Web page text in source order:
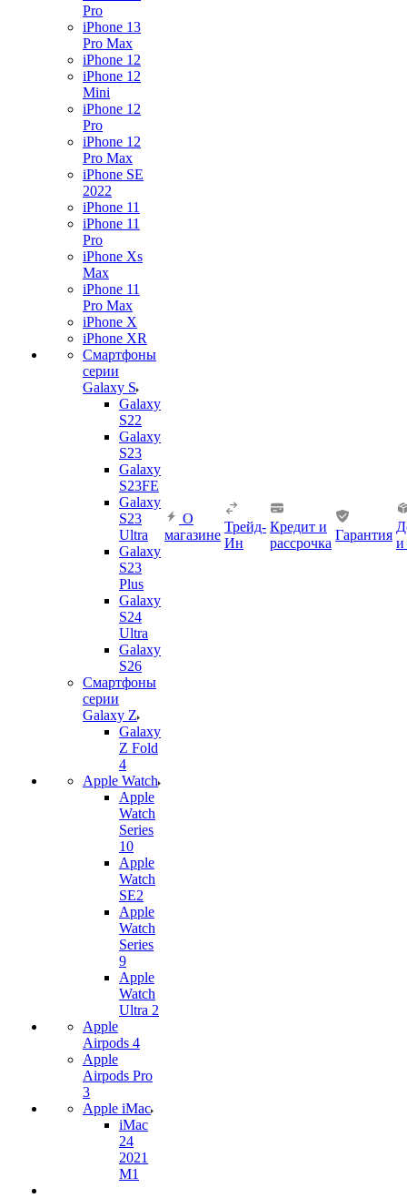
Pro
iPhone 13
Pro Max
iPhone 12
iPhone 12
Mini
iPhone 12
Pro
iPhone 12
Pro Max
iPhone SE
2022
iPhone 11
iPhone 11
Pro
iPhone Xs
Max
iPhone 11
Pro Max
iPhone X
iPhone XR
Смартфоны
серии
Galaxy S
Galaxy
S22
Galaxy
S23
Galaxy
S23FE
Galaxy
S23
Ultra
Galaxy
S23
Plus
Galaxy
S24
Ultra
Galaxy
S26
Смартфоны
серии
Galaxy Z
Galaxy
Z Fold
4
Apple Watch
Apple
Watch
Series
10
Apple
Watch
SE2
Apple
Watch
Series
9
Apple
Watch
Ultra 2
Apple
Airpods 4
Apple
Airpods Pro
3
Apple iMac
iMac
24
2021
M1
О
магазине
Трейд-
Ин
Кредит и
рассрочка
Гарантия
и